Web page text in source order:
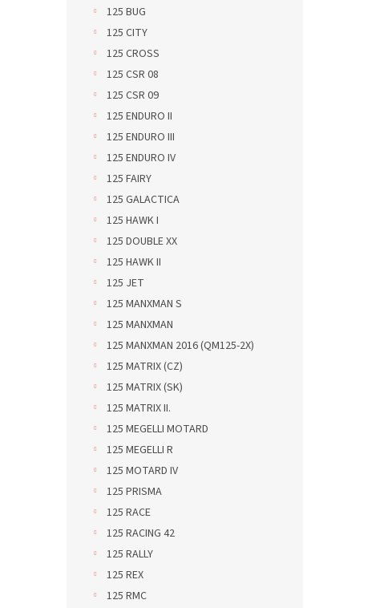
125 BUG
125 CITY
125 CROSS
125 CSR 08
125 CSR 09
125 ENDURO II
125 ENDURO III
125 ENDURO IV
125 FAIRY
125 GALACTICA
125 HAWK I
125 DOUBLE XX
125 HAWK II
125 JET
125 MANXMAN S
125 MANXMAN
125 MANXMAN 2016 (QM125-2X)
125 MATRIX (CZ)
125 MATRIX (SK)
125 MATRIX II.
125 MEGELLI MOTARD
125 MEGELLI R
125 MOTARD IV
125 PRISMA
125 RACE
125 RACING 42
125 RALLY
125 REX
125 RMC